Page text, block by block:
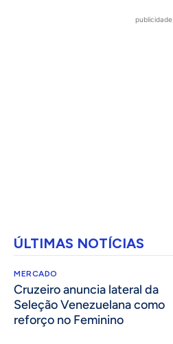
publicidade
ÚLTIMAS NOTÍCIAS
MERCADO
Cruzeiro anuncia lateral da
Seleção Venezuelana como
reforço no Feminino